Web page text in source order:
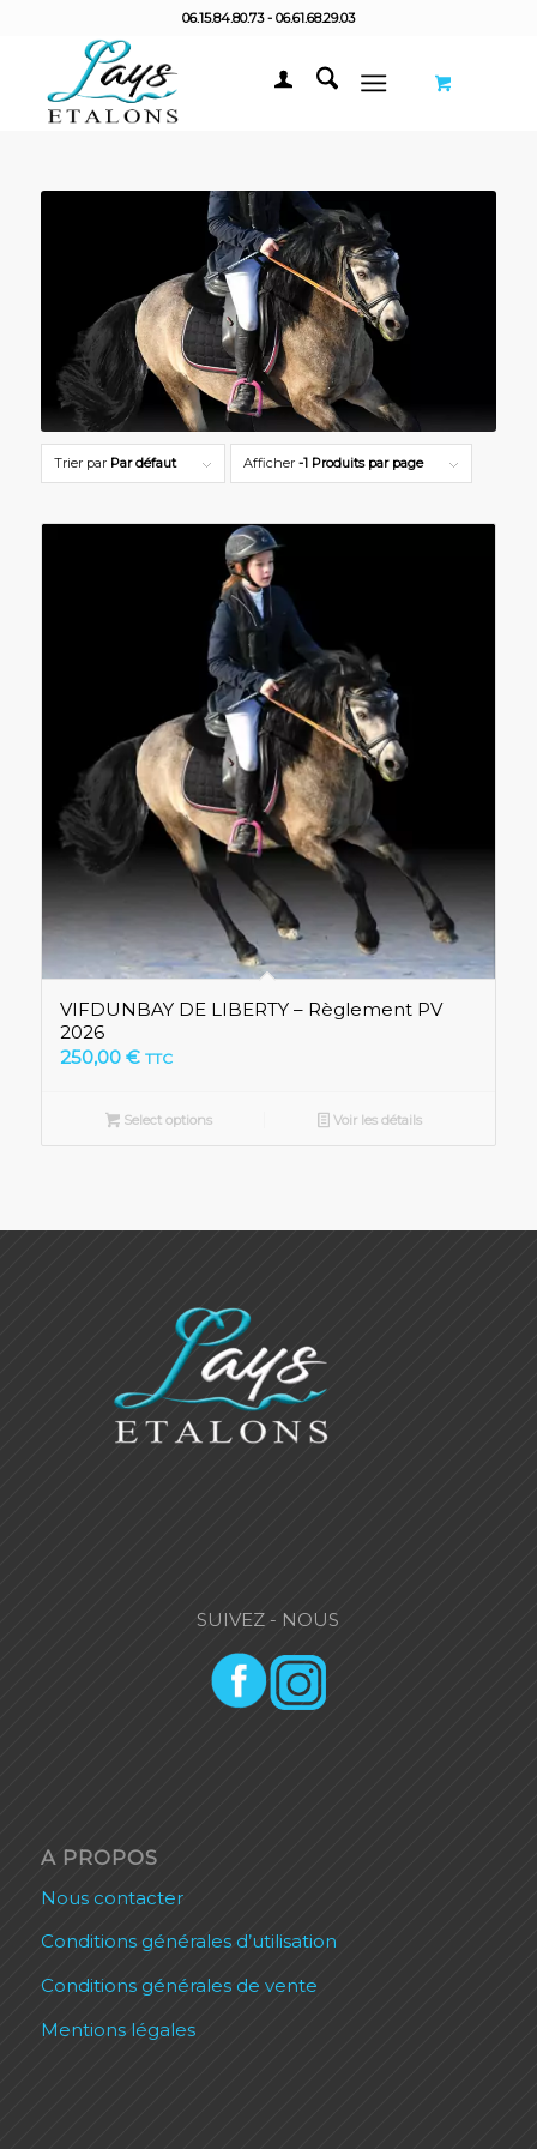
06.15.84.80.73 - 06.61.68.29.03
Trier par Par défaut Afficher -1 Produits par page
VIFDUNBAY DE LIBERTY – Règlement PV
2026
250,00 € TTC
Select options Voir les détails
SUIVEZ - NOUS
A PROPOS
Nous contacter
Conditions générales d’utilisation
Conditions générales de vente
Mentions légales